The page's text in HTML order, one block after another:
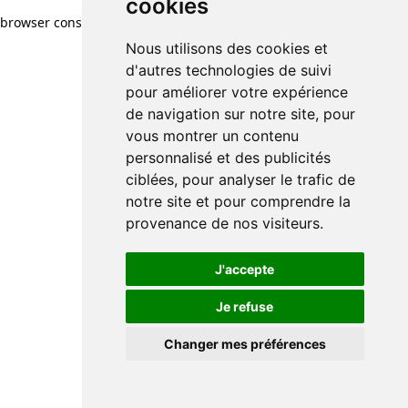
cookies
Nous utilisons des cookies et
d'autres technologies de suivi
pour améliorer votre expérience
de navigation sur notre site, pour
vous montrer un contenu
personnalisé et des publicités
ciblées, pour analyser le trafic de
notre site et pour comprendre la
provenance de nos visiteurs.
J'accepte
Je refuse
Changer mes préférences
browser console for more information)